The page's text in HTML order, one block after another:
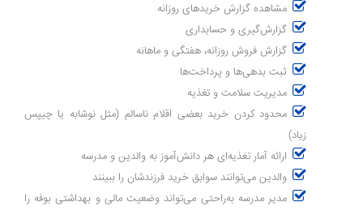
مشاهده گزارش خریدهای روزانه
گزارش‌گیری و حسابداری
گزارش فروش روزانه، هفتگی و ماهانه
ثبت بدهی‌ها و پرداخت‌ها
مدیریت سلامت و تغذیه
محدود کردن خرید بعضی اقلام ناسالم (مثل نوشابه یا چیپس
زیاد)
ارائه آمار تغذیه‌ای هر دانش‌آموز به والدین و مدرسه
والدین می‌توانند سوابق خرید فرزندشان را ببینند
مدیر مدرسه به‌راحتی می‌تواند وضعیت مالی و بهداشتی بوفه را